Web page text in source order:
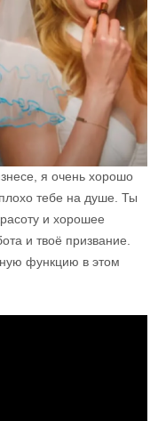
я очень хорошо
тебе на душе. Ты
и хорошее
и твоё призвание.
функцию в этом